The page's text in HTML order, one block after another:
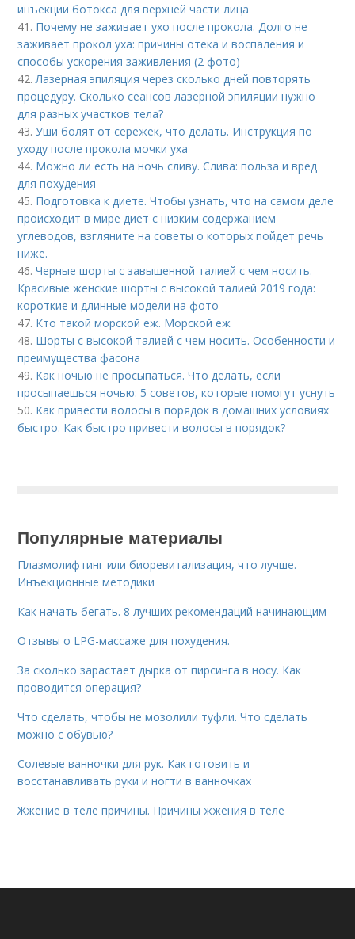
инъекции ботокса для верхней части лица
41. Почему не заживает ухо после прокола. Долго не
заживает прокол уха: причины отека и воспаления и
способы ускорения заживления (2 фото)
42. Лазерная эпиляция через сколько дней повторять
процедуру. Сколько сеансов лазерной эпиляции нужно
для разных участков тела?
43.Уши болят от сережек, что делать. Инструкция по
уходу после прокола мочки уха
44. Можно ли есть на ночь сливу. Слива: польза и вред
для похудения
45. Подготовка к диете. Чтобы узнать, что на самом деле
происходит в мире диет с низким содержанием
углеводов, взгляните на советы о которых пойдет речь
ниже.
46.Черные шорты с завышенной талией с чем носить.
Красивые женские шорты с высокой талией 2019 года:
короткие и длинные модели на фото
47. Кто такой морской еж. Морской еж
48. Шорты с высокой талией с чем носить. Особенности и
преимущества фасона
49. Как ночью не просыпаться. Что делать, если
просыпаешься ночью: 5 советов, которые помогут уснуть
50. Как привести волосы в порядок в домашних условиях
быстро. Как быстро привести волосы в порядок?
Популярные материалы
Плазмолифтинг или биоревитализация, что лучше.
Инъекционные методики
Как начать бегать. 8 лучших рекомендаций начинающим
Отзывы о LPG-массаже для похудения.
За сколько зарастает дырка от пирсинга в носу. Как
проводится операция?
Что сделать, чтобы не мозолили туфли. Что сделать
можно с обувью?
Солевые ванночки для рук. Как готовить и
восстанавливать руки и ногти в ванночках
Жжение в теле причины. Причины жжения в теле